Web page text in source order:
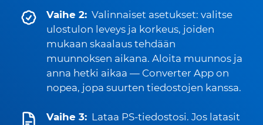
Vaihe 2: Valinnaiset asetukset: valitse
ulostulon leveys ja korkeus, joiden
mukaan skaalaus tehdään
muunnoksen aikana. Aloita muunnos ja
anna hetki aikaa — Converter App on
nopea, jopa suurten tiedostojen kanssa.
Vaihe 3: Lataa PS-tiedostosi. Jos latasit